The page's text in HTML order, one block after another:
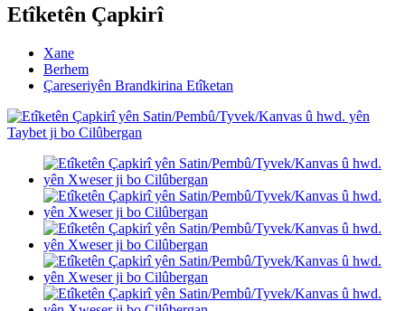
Etîketên Çapkirî
Xane
Berhem
Çareseriyên Brandkirina Etîketan